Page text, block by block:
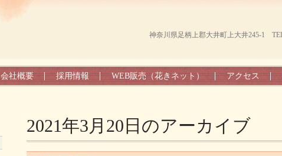
神奈川県足柄上郡大井町上大井245-1
会社概要 採用情報 WEB販売（花きネット） アクセス
2021年3月20日 のアーカイブ